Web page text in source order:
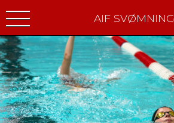
AIF SVØMNING